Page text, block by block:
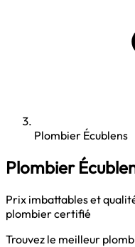
Plombier Écublens
Plombier
Prix imbattables et
plombier certifié
Trouvez le meilleur